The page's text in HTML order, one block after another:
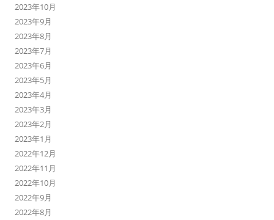
2023年10月
2023年9月
2023年8月
2023年7月
2023年6月
2023年5月
2023年4月
2023年3月
2023年2月
2023年1月
2022年12月
2022年11月
2022年10月
2022年9月
2022年8月